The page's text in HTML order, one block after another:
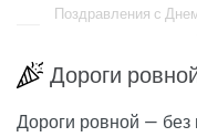
Поздравления с
Дороги
Дороги ровной — без